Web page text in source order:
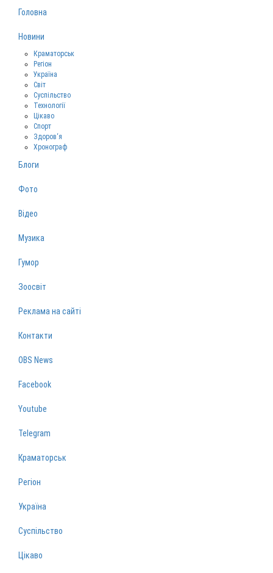
Головна
Новини
Краматорськ
Регіон
Україна
Світ
Суспільство
Технології
Цікаво
Спорт
Здоров‘я
Хронограф
Блоги
Фото
Відео
Музика
Гумор
Зоосвіт
Реклама на сайті
Контакти
OBS News
Facebook
Youtube
Telegram
Краматорськ
Регіон
Україна
Суспільство
Цікаво